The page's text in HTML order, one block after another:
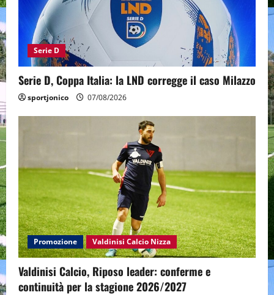
Serie D
Serie D, Coppa Italia: la LND corregge il caso Milazzo
sportjonico 07/08/2026
Promozione Valdinisi Calcio Nizza
Valdinisi Calcio, Riposo leader: conferme e
continuità per la stagione 2026/2027